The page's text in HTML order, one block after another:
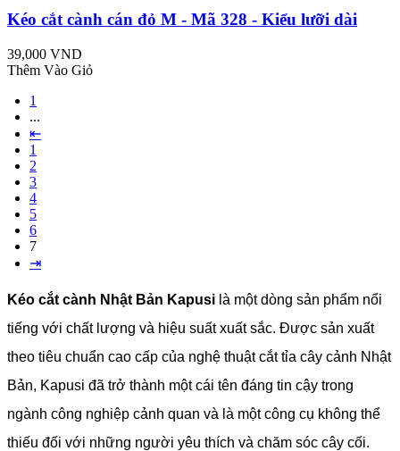
Kéo cắt cành cán đỏ M - Mã 328 - Kiểu lưỡi dài
39,000 VND
Thêm Vào Giỏ
1
...
⇤
1
2
3
4
5
6
7
⇥
Kéo cắt cành Nhật Bản Kapusi là một dòng sản phẩm nổi
tiếng với chất lượng và hiệu suất xuất sắc. Được sản xuất
theo tiêu chuẩn cao cấp của nghệ thuật cắt tỉa cây cảnh Nhật
Bản, Kapusi đã trở thành một cái tên đáng tin cậy trong
ngành công nghiệp cảnh quan và là một công cụ không thể
thiếu đối với những người yêu thích và chăm sóc cây cối.